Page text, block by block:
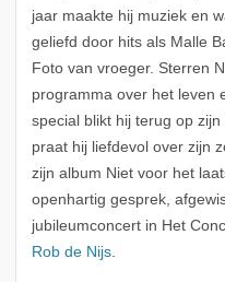
jaar maakte hij muziek en
geliefd door hits als Malle
Foto van vroeger. Sterren
programma over het leven
special blikt hij terug op
praat hij liefdevol over zijn
zijn album Niet voor het
openhartig gesprek,
jubileumconcert in Het
Rob de Nijs.